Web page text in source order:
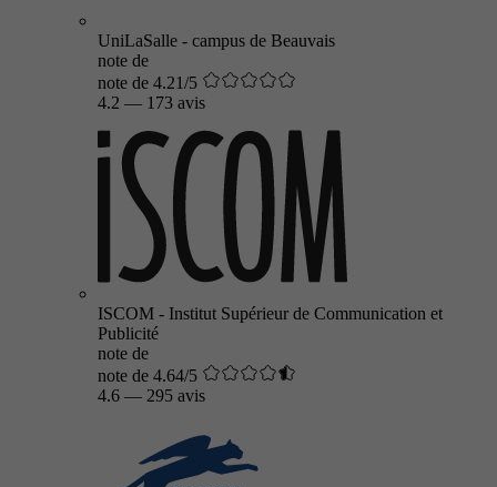
UniLaSalle - campus de Beauvais
note de
note de 4.21/5
4.2 — 173 avis
ISCOM - Institut Supérieur de Communication et
Publicité
note de
note de 4.64/5
4.6 — 295 avis